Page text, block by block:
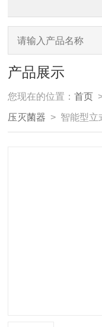
产品展示
您现在的位置：首页
压灭菌器 > 智能型立